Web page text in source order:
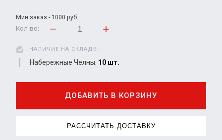
Мин.заказ - 1000 руб.
Кол-во:
НАЛИЧИЕ НА СКЛАДЕ:
Набережные Челны: 10 шт.
ДОБАВИТЬ В КОРЗИНУ
РАССЧИТАТЬ ДОСТАВКУ